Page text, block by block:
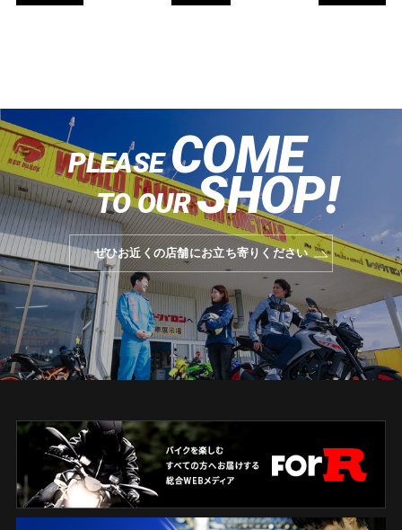
PLEASECOME
TO OURSHOP!
ぜひお近くの店舗にお立ち寄りください